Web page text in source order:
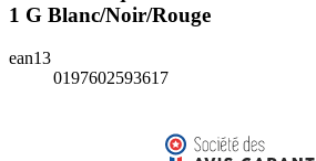
1 G Blanc/Noir/Rouge
ean13
0197602593617